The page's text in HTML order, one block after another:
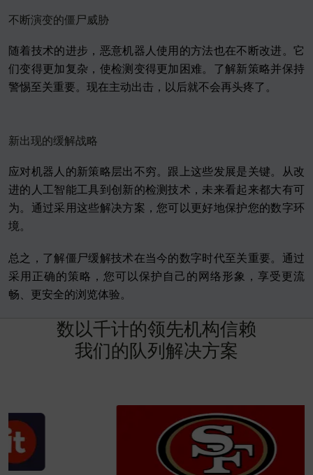
不断演变的僵尸威胁
随着技术的进步，恶意机器人使用的方法也在不断改进。它
们变得更加复杂，使检测变得更加困难。了解新策略并保持
警惕至关重要。现在主动出击，以后就不会再头疼了。
新出现的缓解战略
应对机器人的新策略层出不穷。跟上这些发展是关键。从改
进的人工智能工具到创新的检测技术，未来看起来都大有可
为。通过采用这些解决方案，您可以更好地保护您的数字环
境。
总之，了解僵尸缓解技术在当今的数字时代至关重要。通过
采用正确的策略，您可以保护自己的网络形象，享受更流
畅、更安全的浏览体验。
数以千计的领先机构信赖
我们的队列解决方案